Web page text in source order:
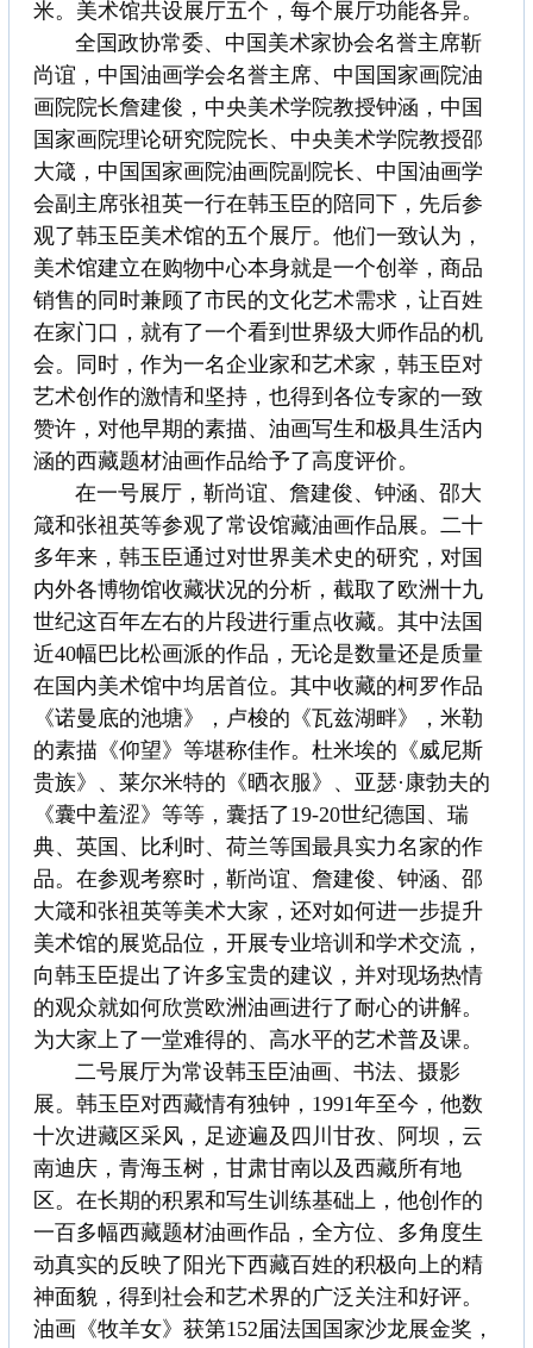
米。美术馆共设展厅五个，每个展厅功能各异。
全国政协常委、中国美术家协会名誉主席靳
尚谊，中国油画学会名誉主席、中国国家画院油
画院院长詹建俊，中央美术学院教授钟涵，中国
国家画院理论研究院院长、中央美术学院教授邵
大箴，中国国家画院油画院副院长、中国油画学
会副主席张祖英一行在韩玉臣的陪同下，先后参
观了韩玉臣美术馆的五个展厅。他们一致认为，
美术馆建立在购物中心本身就是一个创举，商品
销售的同时兼顾了市民的文化艺术需求，让百姓
在家门口，就有了一个看到世界级大师作品的机
会。同时，作为一名企业家和艺术家，韩玉臣对
艺术创作的激情和坚持，也得到各位专家的一致
赞许，对他早期的素描、油画写生和极具生活内
涵的西藏题材油画作品给予了高度评价。
在一号展厅，靳尚谊、詹建俊、钟涵、邵大
箴和张祖英等参观了常设馆藏油画作品展。二十
多年来，韩玉臣通过对世界美术史的研究，对国
内外各博物馆收藏状况的分析，截取了欧洲十九
世纪这百年左右的片段进行重点收藏。其中法国
近40幅巴比松画派的作品，无论是数量还是质量
在国内美术馆中均居首位。其中收藏的柯罗作品
《诺曼底的池塘》，卢梭的《瓦兹湖畔》，米勒
的素描《仰望》等堪称佳作。杜米埃的《威尼斯
贵族》、莱尔米特的《晒衣服》、亚瑟·康勃夫的
《囊中羞涩》等等，囊括了19-20世纪德国、瑞
典、英国、比利时、荷兰等国最具实力名家的作
品。在参观考察时，靳尚谊、詹建俊、钟涵、邵
大箴和张祖英等美术大家，还对如何进一步提升
美术馆的展览品位，开展专业培训和学术交流，
向韩玉臣提出了许多宝贵的建议，并对现场热情
的观众就如何欣赏欧洲油画进行了耐心的讲解。
为大家上了一堂难得的、高水平的艺术普及课。
二号展厅为常设韩玉臣油画、书法、摄影
展。韩玉臣对西藏情有独钟，1991年至今，他数
十次进藏区采风，足迹遍及四川甘孜、阿坝，云
南迪庆，青海玉树，甘肃甘南以及西藏所有地
区。在长期的积累和写生训练基础上，他创作的
一百多幅西藏题材油画作品，全方位、多角度生
动真实的反映了阳光下西藏百姓的积极向上的精
神面貌，得到社会和艺术界的广泛关注和好评。
油画《牧羊女》获第152届法国国家沙龙展金奖，